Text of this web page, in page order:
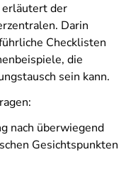
der
Darin
Checklisten
die
sein kann.
nach überwiegend
Gesichtspunkten